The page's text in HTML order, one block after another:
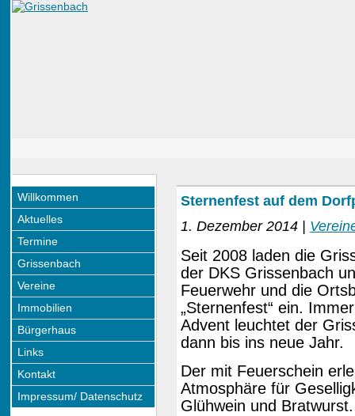
Willkommen
Aktuelles
Termine
Grissenbach
Vereine
Immobilien
Bürgerhaus
Links
Kontakt
Impressum/ Datenschutz
Sternenfest auf dem
1. Dezember 2014 |
Seit 2008 laden die
der DKS Grissenbach
Feuerwehr und die
„Sternenfest“ ein.
Advent leuchtet der
dann bis ins neue Jahr.
Der mit Feuerschein
Atmosphäre für
Glühwein und Bratwurst.